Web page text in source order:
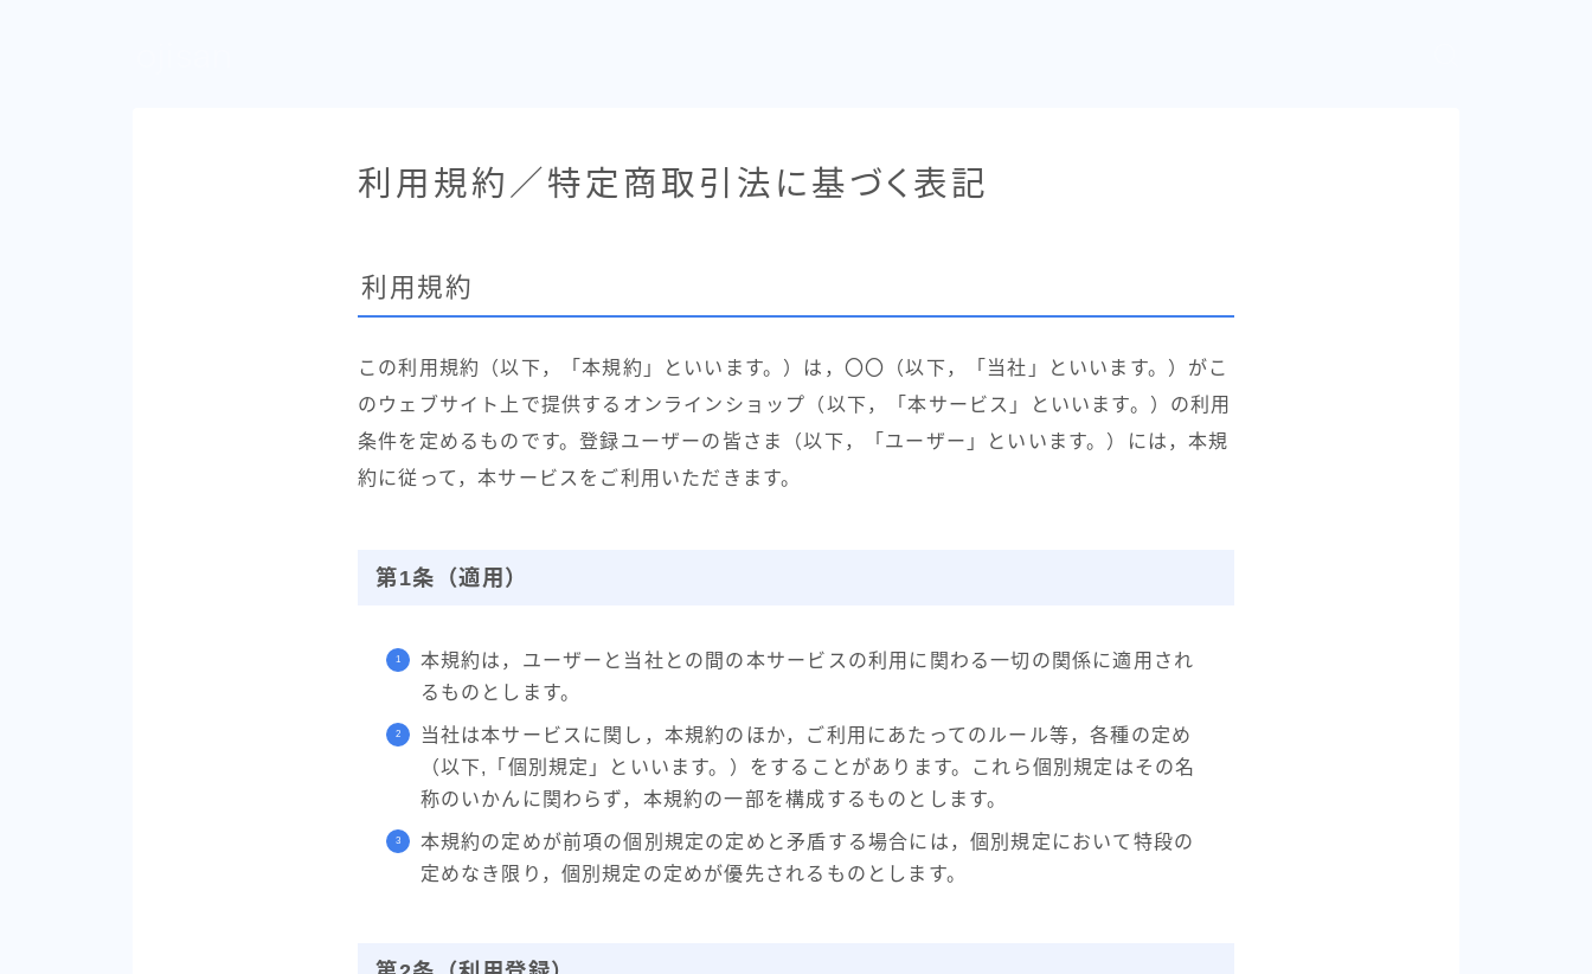
利用規約／特定商取引法に基づく表記
利用規約
この利用規約（以下，「本規約」といいます。）は，〇〇（以下，「当社」といいます。）がこ
のウェブサイト上で提供するオンラインショップ（以下，「本サービス」といいます。）の利用
条件を定めるものです。登録ユーザーの皆さま（以下，「ユーザー」といいます。）には，本規
約に従って，本サービスをご利用いただきます。
第1条（適用）
本規約は，ユーザーと当社との間の本サービスの利用に関わる一切の関係に適用され
るものとします。
当社は本サービスに関し，本規約のほか，ご利用にあたってのルール等，各種の定め
（以下,「個別規定」といいます。）をすることがあります。これら個別規定はその名
称のいかんに関わらず，本規約の一部を構成するものとします。
本規約の定めが前項の個別規定の定めと矛盾する場合には，個別規定において特段の
定めなき限り，個別規定の定めが優先されるものとします。